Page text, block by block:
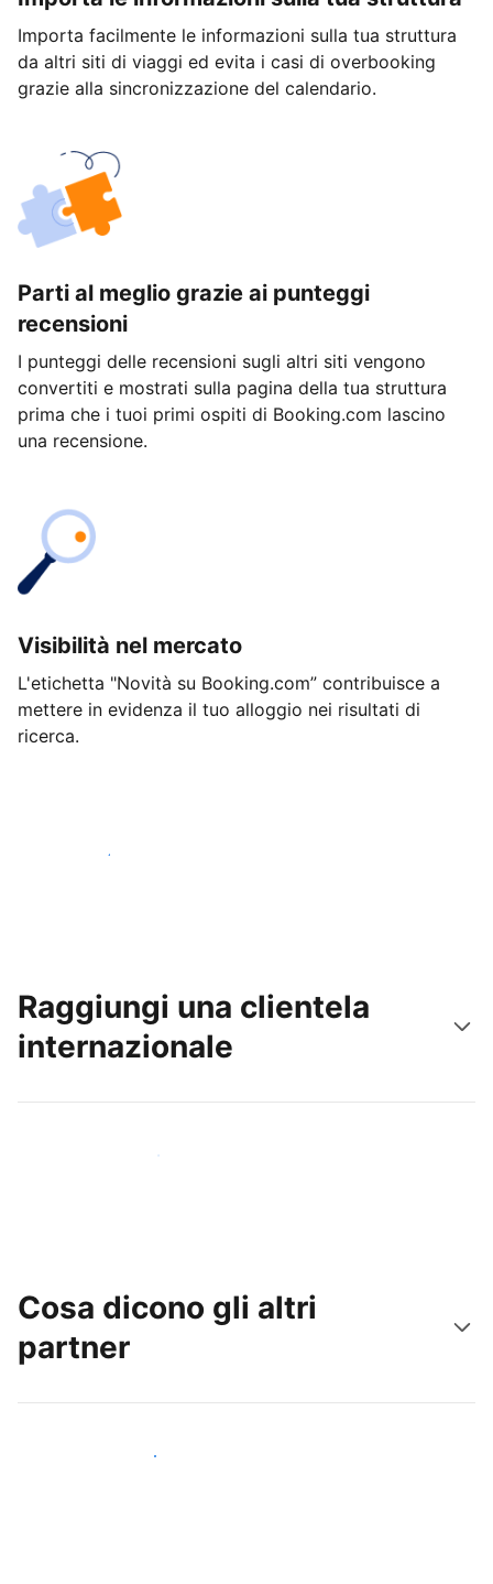
Importa facilmente le informazioni sulla tua struttura
da altri siti di viaggi ed evita i casi di overbooking
grazie alla sincronizzazione del calendario.
Parti al meglio grazie ai punteggi
recensioni
I punteggi delle recensioni sugli altri siti vengono
convertiti e mostrati sulla pagina della tua struttura
prima che i tuoi primi ospiti di Booking.com lascino
una recensione.
Visibilità nel mercato
L'etichetta "Novità su Booking.com” contribuisce a
mettere in evidenza il tuo alloggio nei risultati di
ricerca.
Inizia oggi stesso
Raggiungi una clientela
internazionale
Raggiungi subito nuovi ospiti
Cosa dicono gli altri
partner
Unisciti ad altri host come te